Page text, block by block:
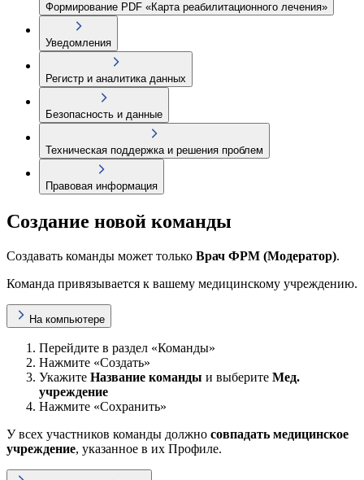
Формирование PDF «Карта реабилитационного лечения»
Уведомления
Регистр и аналитика данных
Безопасность и данные
Техническая поддержка и решения проблем
Правовая информация
Создание новой команды
Создавать команды может только Врач ФРМ (Модератор).
Команда привязывается к вашему медицинскому учреждению.
На компьютере
Перейдите в раздел «Команды»
Нажмите «Создать»
Укажите Название команды и выберите Мед.
учреждение
Нажмите «Сохранить»
У всех участников команды должно совпадать медицинское
учреждение, указанное в их Профиле.